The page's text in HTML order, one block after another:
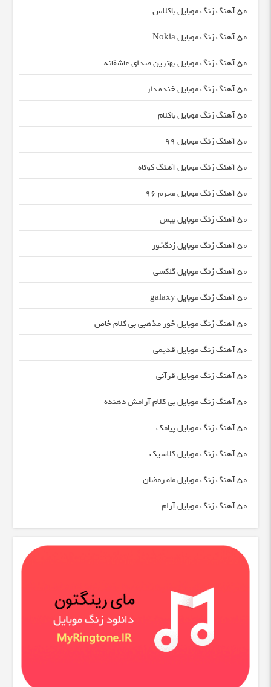
50 آهنگ زنگ موبایل باکلاس
50 آهنگ زنگ موبایل Nokia
50 آهنگ زنگ موبایل بهترین صدای عاشقانه
50 آهنگ زنگ موبایل خنده دار
50 آهنگ زنگ موبایل باکلام
50 آهنگ زنگ موبایل 99
50 آهنگ زنگ موبایل آهنگ کوتاه
50 آهنگ زنگ موبایل محرم ۹۶
50 آهنگ زنگ موبایل بیس
50 آهنگ زنگ موبایل زنگخور
50 آهنگ زنگ موبایل گلکسی
50 آهنگ زنگ موبایل galaxy
50 آهنگ زنگ موبایل خور مذهبی بی کلام خاص
50 آهنگ زنگ موبایل قدیمی
50 آهنگ زنگ موبایل قرآنی
50 آهنگ زنگ موبایل بی کلام آرامش دهنده
50 آهنگ زنگ موبایل پیامک
50 آهنگ زنگ موبایل کلاسیک
50 آهنگ زنگ موبایل ماه رمضان
50 آهنگ زنگ موبایل آرام